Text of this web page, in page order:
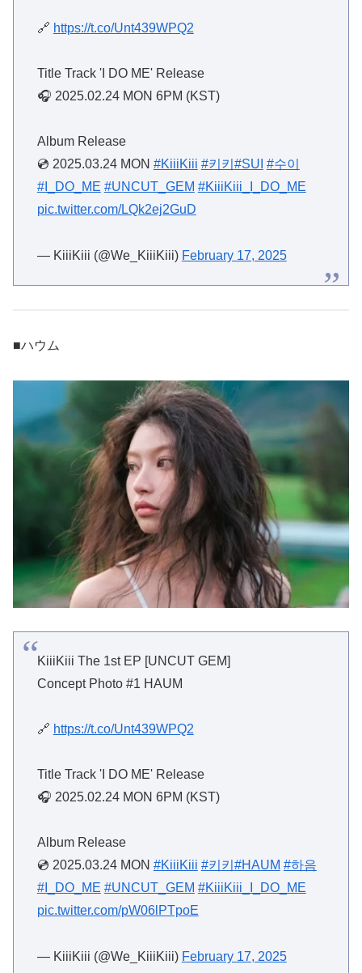
🔗 https://t.co/Unt439WPQ2
Title Track 'I DO ME' Release
🎧 2025.02.24 MON 6PM (KST)
Album Release
💿 2025.03.24 MON #KiiiKiii #키키 #SUI #수이
#I_DO_ME #UNCUT_GEM #KiiiKiii_I_DO_ME
pic.twitter.com/LQk2ej2GuD
— KiiiKiii (@We_KiiiKiii) February 17, 2025
■ハウム
KiiiKiii The 1st EP [UNCUT GEM]
Concept Photo #1 HAUM
🔗 https://t.co/Unt439WPQ2
Title Track 'I DO ME' Release
🎧 2025.02.24 MON 6PM (KST)
Album Release
💿 2025.03.24 MON #KiiiKiii #키키 #HAUM #하음
#I_DO_ME #UNCUT_GEM #KiiiKiii_I_DO_ME
pic.twitter.com/pW06lPTpoE
— KiiiKiii (@We_KiiiKiii) February 17, 2025